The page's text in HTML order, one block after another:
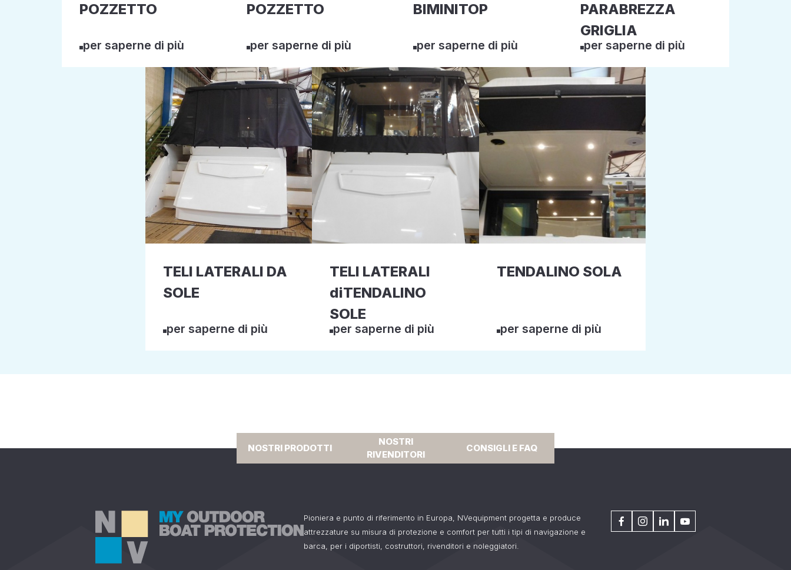
POZZETTO
per saperne di più
POZZETTO
per saperne di più
BIMINITOP
per saperne di più
PARABREZZA
GRIGLIA
per saperne di più
TELI LATERALI DA
SOLE
per saperne di più
TELI LATERALI
diTENDALINO
SOLE
per saperne di più
TENDALINO SOLA
per saperne di più
NOSTRI PRODOTTI
NOSTRI
RIVENDITORI
CONSIGLI E FAQ
Pioniera e punto di riferimento in Europa, NVequipment progetta e produce
attrezzature su misura di protezione e comfort per tutti i tipi di navigazione e
barca, per i diportisti, costruttori, rivenditori e noleggiatori.